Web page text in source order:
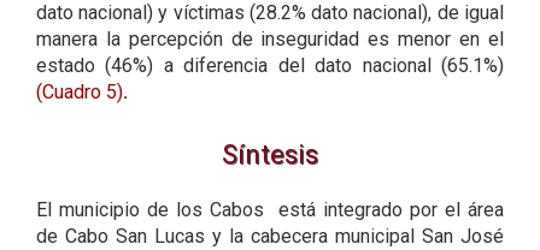
dato nacional) y víctimas (28.2% dato nacional), de igual
manera la percepción de inseguridad es menor en el
estado (46%) a diferencia del dato nacional (65.1%)
(Cuadro 5).
Síntesis
El municipio de los Cabos está integrado por el área
de Cabo San Lucas y la cabecera municipal San José